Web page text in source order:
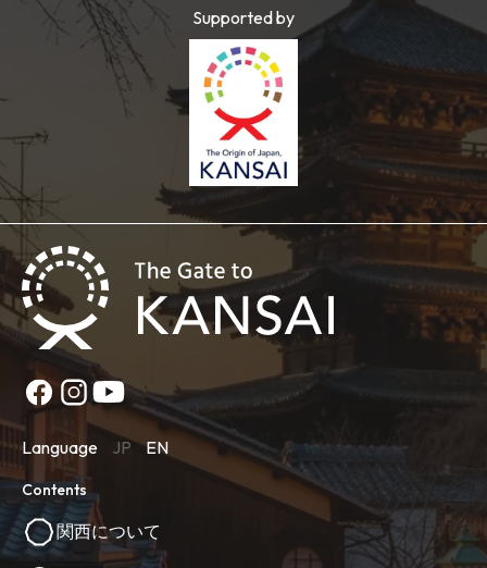
Supported by
Language JP EN
Contents
関西について